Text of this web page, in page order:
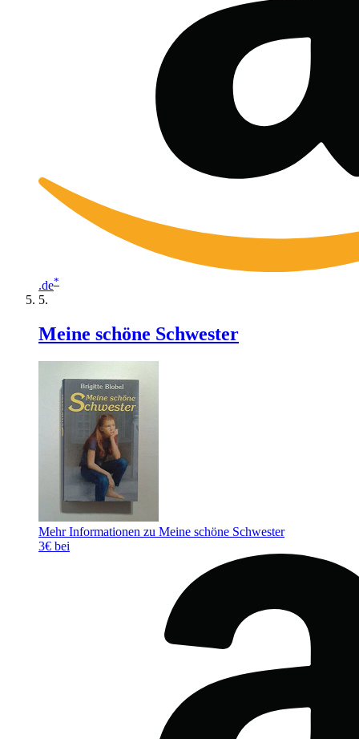
.de*
Meine schöne Schwester
Mehr Informationen zu Meine schöne Schwester
3€ bei